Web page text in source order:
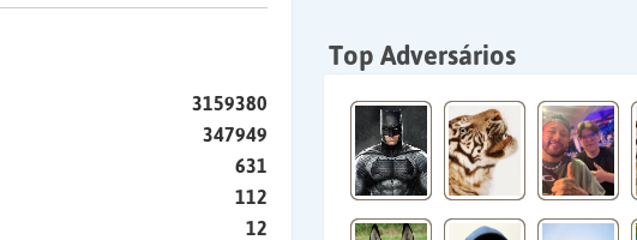
3159380
347949
631
112
12
Top Adversários